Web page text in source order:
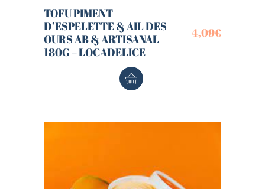
TOFU PIMENT
D’ESPELETTE & AIL DES
OURS AB & ARTISANAL
180G – LOCADELICE
4,09€